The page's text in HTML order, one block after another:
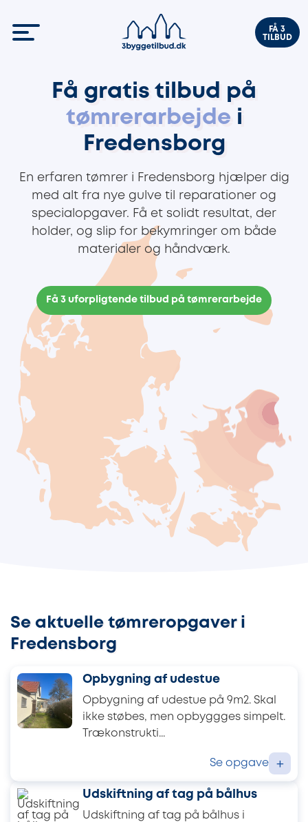
FÅ 3
TILBUD
Få gratis tilbud på
tømrerarbejde i
Fredensborg
En erfaren tømrer i Fredensborg hjælper dig
med alt fra nye gulve til reparationer og
specialopgaver. Få et solidt resultat, der
holder, og slip for bekymringer om både
materialer og håndværk.
Få 3 uforpligtende tilbud på tømrerarbejde
Se aktuelle tømreropgaver i
Fredensborg
Opbygning af udestue
Opbygning af udestue på 9m2. Skal
ikke støbes, men opbyggges simpelt.
Trækonstrukti...
Se opgave +
Udskiftning af tag på bålhus
Udskiftning af tag på bålhus i